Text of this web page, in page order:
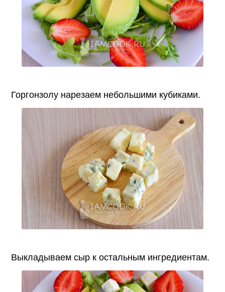
Горгонзолу нарезаем небольшими кубиками.
Выкладываем сыр к остальным ингредиентам.